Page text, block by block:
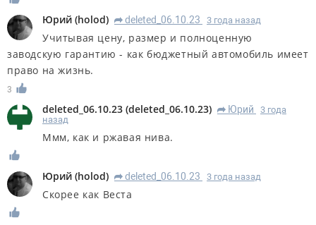
Юрий (holod) R deleted_06.10.23 3 года назад
Учитывая цену, размер и полноценную
заводскую гарантию - как бюджетный автомобиль имеет
право на жизнь.
3
deleted_06.10.23 (deleted_06.10.23) R Юрий
3 года
назад
Ммм, как и ржавая нива.
Юрий (holod) R deleted_06.10.23 3 года назад
Скорее как Веста